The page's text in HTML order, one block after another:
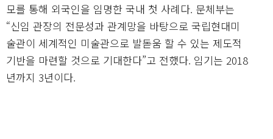
모를 통해 외국인을 임명한 국내 첫 사례다. 문체부는
“신임 관장의 전문성과 관계망을 바탕으로 국립현대미
술관이 세계적인 미술관으로 발돋움 할 수 있는 제도적
기반을 마련할 것으로 기대한다”고 전했다. 임기는 2018
년까지 3년이다.